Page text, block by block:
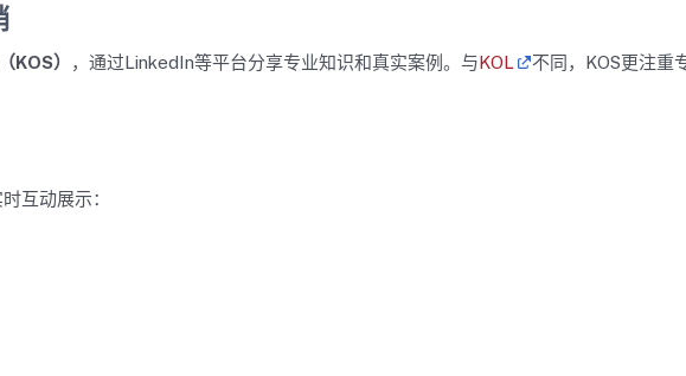
KOS） ，通过LinkedIn等平台分享专业知识和真实案例。与KOL
不同，KOS更注重
互动展示：